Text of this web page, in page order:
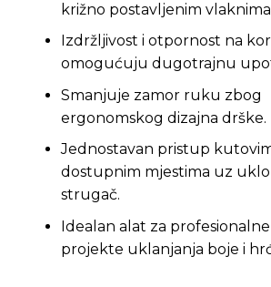
križno postavljenim
Izdržljivost i otpornost na
omogućuju dugotrajnu
Smanjuje zamor ruku zbog
ergonomskog dizajna drške.
Jednostavan pristup
dostupnim mjestima uz
strugač.
Idealan alat za
projekte uklanjanja boje i